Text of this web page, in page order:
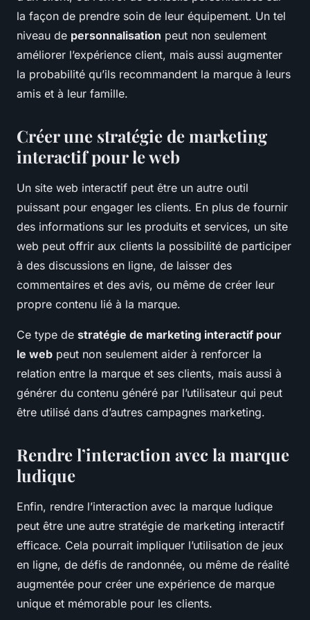
la façon de prendre soin de leur équipement. Un tel
niveau de personnalisation peut non seulement
améliorer l’expérience client, mais aussi augmenter
la probabilité qu’ils recommandent la marque à leurs
amis et à leur famille.
Créer une stratégie de marketing
interactif pour le web
Un site web interactif peut être un autre outil
puissant pour engager les clients. En plus de fournir
des informations sur les produits et services, un site
web peut offrir aux clients la possibilité de participer
à des discussions en ligne, de laisser des
commentaires et des avis, ou même de créer leur
propre contenu lié à la marque.
Ce type de stratégie de marketing interactif pour
le web peut non seulement aider à renforcer la
relation entre la marque et ses clients, mais aussi à
générer du contenu généré par l’utilisateur qui peut
être utilisé dans d’autres campagnes marketing.
Rendre l’interaction avec la marque
ludique
Enfin, rendre l’interaction avec la marque ludique
peut être une autre stratégie de marketing interactif
efficace. Cela pourrait impliquer l’utilisation de jeux
en ligne, de défis de randonnée, ou même de réalité
augmentée pour créer une expérience de marque
unique et mémorable pour les clients.